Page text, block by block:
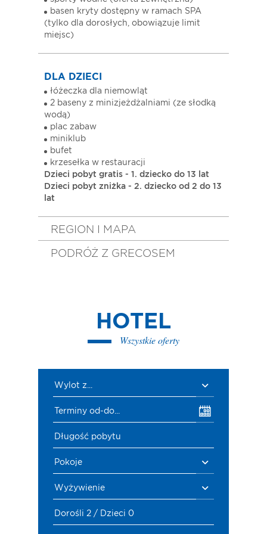
basen kryty dostępny w ramach SPA
(tylko dla dorosłych, obowiązuje limit
miejsc)
DLA DZIECI
łóżeczka dla niemowląt
2 baseny z minizjeżdżalniami (ze słodką
wodą)
plac zabaw
miniklub
bufet
krzesełka w restauracji
Dzieci pobyt gratis - 1. dziecko do 13 lat
Dzieci pobyt zniżka - 2. dziecko od 2 do 13
lat
REGION I MAPA
PODRÓŻ Z GRECOSEM
HOTEL
Wszystkie oferty
Wylot z...
Terminy od-do...
Długość pobytu
Pokoje
Wyżywienie
Dorośli 2 / Dzieci 0